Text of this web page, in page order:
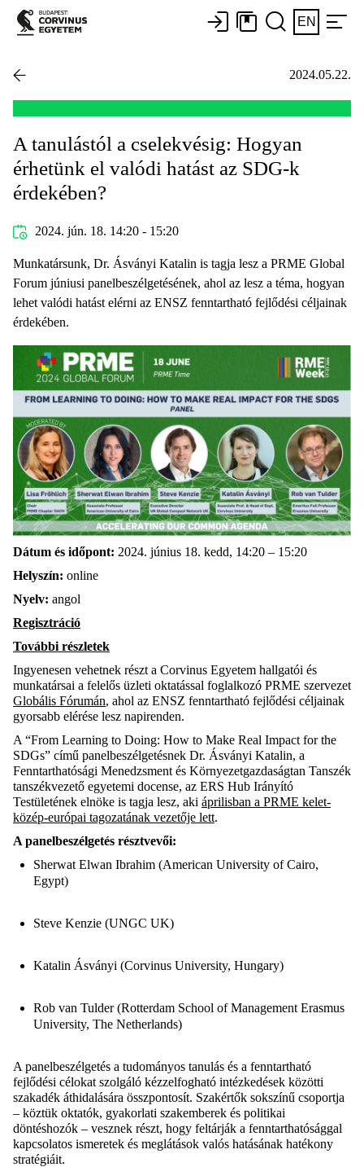
EN
2024.05.22.
A tanulástól a cselekvésig: Hogyan
érhetünk el valódi hatást az SDG-k
érdekében?
2024. jún. 18. 14:20 - 15:20
Munkatársunk, Dr. Ásványi Katalin is tagja lesz a PRME Global
Forum júniusi panelbeszélgetésének, ahol az lesz a téma, hogyan
lehet valódi hatást elérni az ENSZ fenntartható fejlődési céljainak
érdekében.
Dátum és időpont: 2024. június 18. kedd, 14:20 – 15:20
Helyszín: online
Nyelv: angol
Regisztráció
További részletek
Ingyenesen vehetnek részt a Corvinus Egyetem hallgatói és
munkatársai a felelős üzleti oktatással foglalkozó PRME szervezet
Globális Fórumán, ahol az ENSZ fenntartható fejlődési céljainak
gyorsabb elérése lesz napirenden.
A “From Learning to Doing: How to Make Real Impact for the
SDGs” című panelbeszélgetésnek Dr. Ásványi Katalin, a
Fenntarthatósági Menedzsment és Környezetgazdaságtan Tanszék
tanszékvezető egyetemi docense, az ERS Hub Irányító
Testületének elnöke is tagja lesz, aki áprilisban a PRME kelet-
közép-európai tagozatának vezetője lett.
A panelbeszélgetés résztvevői:
Sherwat Elwan Ibrahim (American University of Cairo,
Egypt)
Steve Kenzie (UNGC UK)
Katalin Ásványi (Corvinus University, Hungary)
Rob van Tulder (Rotterdam School of Management Erasmus
University, The Netherlands)
A panelbeszélgetés a tudományos tanulás és a fenntartható
fejlődési célokat szolgáló kézzelfogható intézkedések közötti
szakadék áthidalására összpontosít. Szakértők sokszínű csoportja
– köztük oktatók, gyakorlati szakemberek és politikai
döntéshozók – vesznek részt, hogy feltárják a fenntarthatósággal
kapcsolatos ismeretek és meglátások valós hatásának hatékony
stratégiáit.